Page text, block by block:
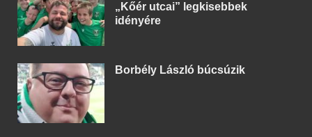
„Kőér utcai” legkisebbek
idényére
Borbély László búcsúzik